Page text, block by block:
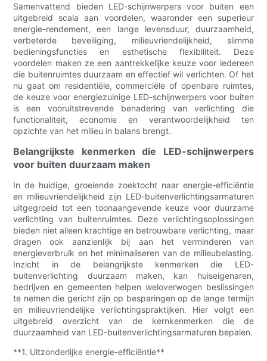
Samenvattend bieden LED-schijnwerpers voor buiten een
uitgebreid scala aan voordelen, waaronder een superieur
energie-rendement, een lange levensduur, duurzaamheid,
verbeterde beveiliging, milieuvriendelijkheid, slimme
bedieningsfuncties en esthetische flexibiliteit. Deze
voordelen maken ze een aantrekkelijke keuze voor iedereen
die buitenruimtes duurzaam en effectief wil verlichten. Of het
nu gaat om residentiële, commerciële of openbare ruimtes,
de keuze voor energiezuinige LED-schijnwerpers voor buiten
is een vooruitstrevende benadering van verlichting die
functionaliteit, economie en verantwoordelijkheid ten
opzichte van het milieu in balans brengt.
Belangrijkste kenmerken die LED-schijnwerpers
voor buiten duurzaam maken
In de huidige, groeiende zoektocht naar energie-efficiëntie
en milieuvriendelijkheid zijn LED-buitenverlichtingsarmaturen
uitgegroeid tot een toonaangevende keuze voor duurzame
verlichting van buitenruimtes. Deze verlichtingsoplossingen
bieden niet alleen krachtige en betrouwbare verlichting, maar
dragen ook aanzienlijk bij aan het verminderen van
energieverbruik en het minimaliseren van de milieubelasting.
Inzicht in de belangrijkste kenmerken die LED-
buitenverlichting duurzaam maken, kan huiseigenaren,
bedrijven en gemeenten helpen weloverwogen beslissingen
te nemen die gericht zijn op besparingen op de lange termijn
en milieuvriendelijke verlichtingspraktijken. Hier volgt een
uitgebreid overzicht van de kernkenmerken die de
duurzaamheid van LED-buitenverlichtingsarmaturen bepalen.
**1. Uitzonderlijke energie-efficiëntie**